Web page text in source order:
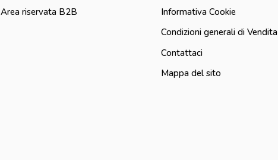
Area riservata B2B
Informativa Cookie
Condizioni generali di Vendita
Contattaci
Mappa del sito